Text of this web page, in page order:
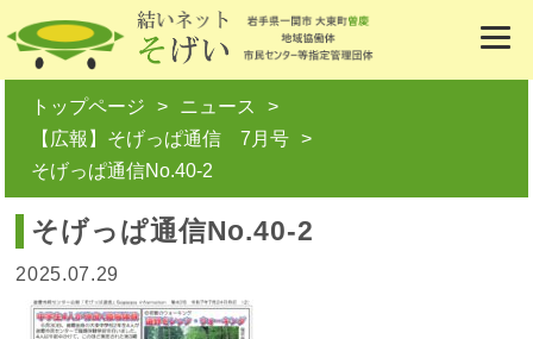
トップページ
ニュース
【広報】そげっぱ通信 7月号
そげっぱ通信No.40-2
そげっぱ通信No.40-2
2025.07.29